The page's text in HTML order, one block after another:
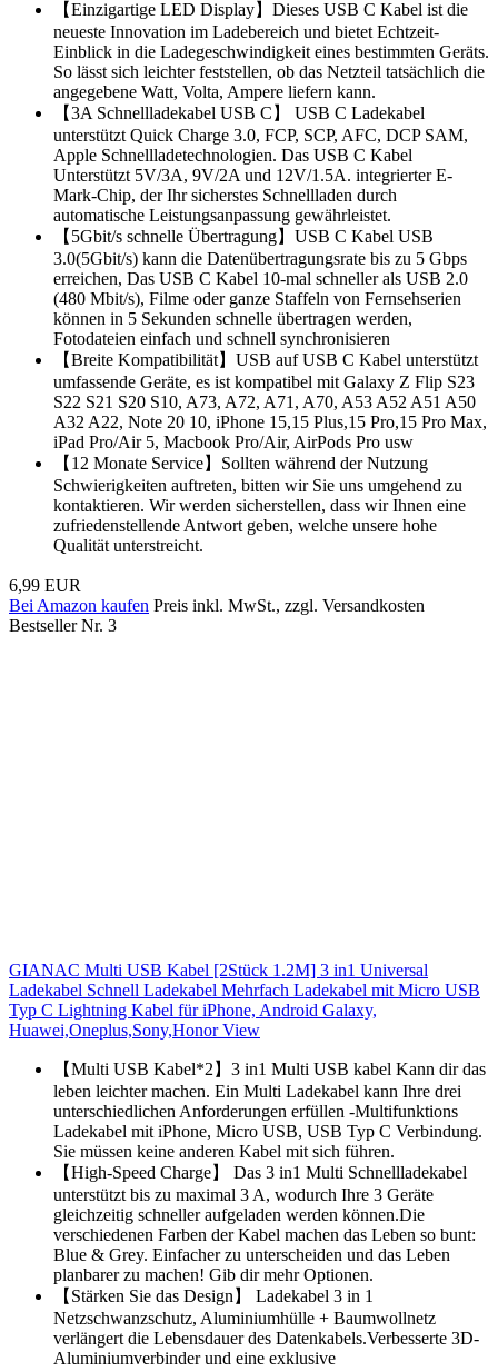
【Einzigartige LED Display】Dieses USB C Kabel ist die
neueste Innovation im Ladebereich und bietet Echtzeit-
Einblick in die Ladegeschwindigkeit eines bestimmten Geräts.
So lässt sich leichter feststellen, ob das Netzteil tatsächlich die
angegebene Watt, Volta, Ampere liefern kann.
【3A Schnellladekabel USB C】 USB C Ladekabel
unterstützt Quick Charge 3.0, FCP, SCP, AFC, DCP SAM,
Apple Schnellladetechnologien. Das USB C Kabel
Unterstützt 5V/3A, 9V/2A und 12V/1.5A. integrierter E-
Mark-Chip, der Ihr sicherstes Schnellladen durch
automatische Leistungsanpassung gewährleistet.
【5Gbit/s schnelle Übertragung】USB C Kabel USB
3.0(5Gbit/s) kann die Datenübertragungsrate bis zu 5 Gbps
erreichen, Das USB C Kabel 10-mal schneller als USB 2.0
(480 Mbit/s), Filme oder ganze Staffeln von Fernsehserien
können in 5 Sekunden schnelle übertragen werden,
Fotodateien einfach und schnell synchronisieren
【Breite Kompatibilität】USB auf USB C Kabel unterstützt
umfassende Geräte, es ist kompatibel mit Galaxy Z Flip S23
S22 S21 S20 S10, A73, A72, A71, A70, A53 A52 A51 A50
A32 A22, Note 20 10, iPhone 15,15 Plus,15 Pro,15 Pro Max,
iPad Pro/Air 5, Macbook Pro/Air, AirPods Pro usw
【12 Monate Service】Sollten während der Nutzung
Schwierigkeiten auftreten, bitten wir Sie uns umgehend zu
kontaktieren. Wir werden sicherstellen, dass wir Ihnen eine
zufriedenstellende Antwort geben, welche unsere hohe
Qualität unterstreicht.
6,99 EUR
Bei Amazon kaufen Preis inkl. MwSt., zzgl. Versandkosten
Bestseller Nr. 3
GIANAC Multi USB Kabel [2Stück 1.2M] 3 in1 Universal
Ladekabel Schnell Ladekabel Mehrfach Ladekabel mit Micro USB
Typ C Lightning Kabel für iPhone, Android Galaxy,
Huawei,Oneplus,Sony,Honor View
【Multi USB Kabel*2】3 in1 Multi USB kabel Kann dir das
leben leichter machen. Ein Multi Ladekabel kann Ihre drei
unterschiedlichen Anforderungen erfüllen -Multifunktions
Ladekabel mit iPhone, Micro USB, USB Typ C Verbindung.
Sie müssen keine anderen Kabel mit sich führen.
【High-Speed Charge】 Das 3 in1 Multi Schnellladekabel
unterstützt bis zu maximal 3 A, wodurch Ihre 3 Geräte
gleichzeitig schneller aufgeladen werden können.Die
verschiedenen Farben der Kabel machen das Leben so bunt:
Blue & Grey. Einfacher zu unterscheiden und das Leben
planbarer zu machen! Gib dir mehr Optionen.
【Stärken Sie das Design】 Ladekabel 3 in 1
Netzschwanzschutz, Aluminiumhülle + Baumwollnetz
verlängert die Lebensdauer des Datenkabels.Verbesserte 3D-
Aluminiumverbinder und eine exklusive